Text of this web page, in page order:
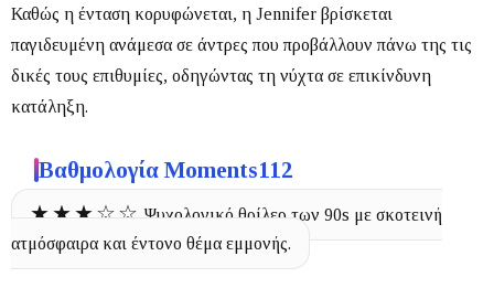
Καθώς η ένταση κορυφώνεται, η Jennifer βρίσκεται
παγιδευμένη ανάμεσα σε άντρες που προβάλλουν πάνω της τις
δικές τους επιθυμίες, οδηγώντας τη νύχτα σε επικίνδυνη
κατάληξη.
Βαθμολογία Moments112
★★★☆☆ Ψυχολογικό θρίλερ των 90s με σκοτεινή
ατμόσφαιρα και έντονο θέμα εμμονής.